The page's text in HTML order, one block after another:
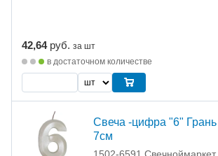
42,64 руб. за шт
в достаточном количестве
Свеча -цифра "6"
7см